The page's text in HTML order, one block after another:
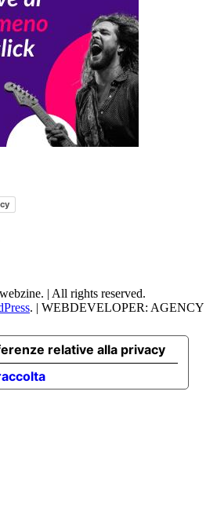
| All rights reserved.
. | WEBDEVELOPER: AGENCY
relative alla privacy